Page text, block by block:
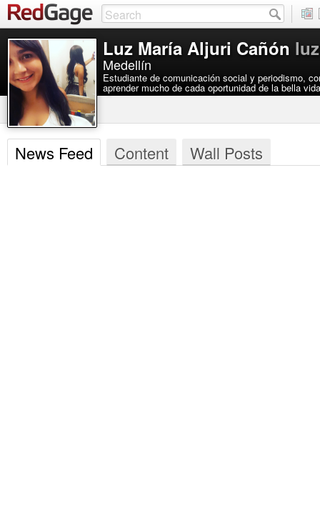
Luz María Aljuri Cañón
Medellín
Estudiante de comunicación social y periodismo,
aprender mucho de cada oportunidad de la bella vida
News Feed Content Wall Posts